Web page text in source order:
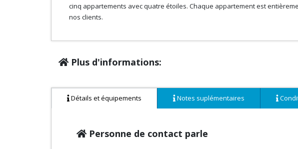
cinq appartements avec quatre étoiles. Chaque appartement est
nos clients.
Plus d'informations:
Détails et équipements Notes suplémentaires
Personne de contact parle